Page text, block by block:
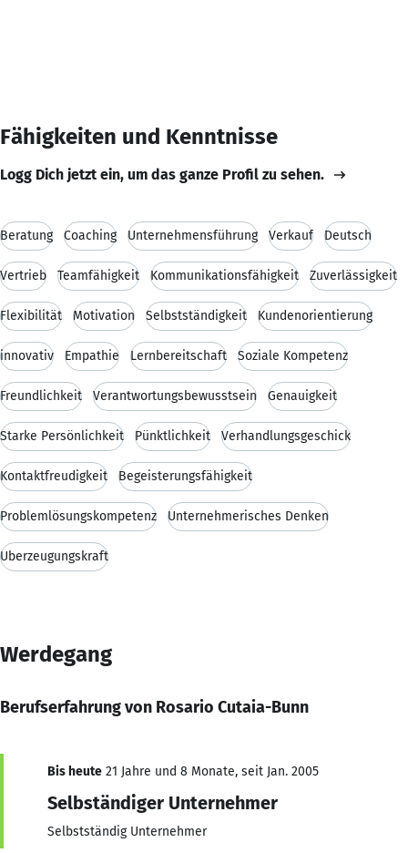
Fähigkeiten und Kenntnisse
Logg Dich jetzt ein, um das ganze Profil zu sehen.
Beratung Coaching Unternehmensführung Verkauf Deutsch
Vertrieb Teamfähigkeit Kommunikationsfähigkeit Zuverlässigkeit
Flexibilität Motivation Selbstständigkeit Kundenorientierung
innovativ Empathie Lernbereitschaft Soziale Kompetenz
Freundlichkeit Verantwortungsbewusstsein Genauigkeit
Starke Persönlichkeit Pünktlichkeit Verhandlungsgeschick
Kontaktfreudigkeit Begeisterungsfähigkeit
Problemlösungskompetenz Unternehmerisches Denken
Überzeugungskraft
Werdegang
Berufserfahrung von Rosario Cutaia-Bunn
Bis heute 21 Jahre und 8 Monate, seit Jan. 2005
Selbständiger Unternehmer
Selbstständig Unternehmer